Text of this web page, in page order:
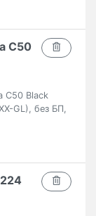
C50
C50 Black
GL), без БП,